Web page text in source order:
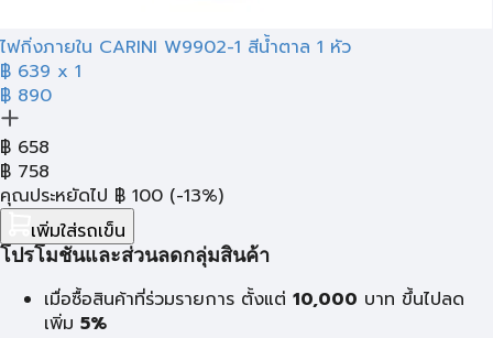
ไฟกิ่งภายใน CARINI W9902-1 สีน้ำตาล 1 หัว
฿ 639 x 1
฿ 890
฿ 658
฿ 758
คุณประหยัดไป ฿ 100 (-13%)
เพิ่มใส่รถเข็น
โปรโมชั่นและส่วนลดกลุ่มสินค้า
เมื่อซื้อสินค้าที่ร่วมรายการ ตั้งแต่ 10,000 บาท ขึ้นไปลด
เพิ่ม 5%